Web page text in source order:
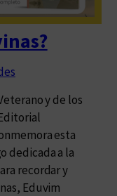
y de los
esta
dedicada a la
recordar y
Eduvim